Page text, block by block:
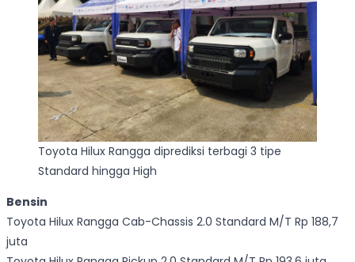
Toyota Hilux Rangga diprediksi terbagi 3 tipe
Standard hingga High
Bensin
Toyota Hilux Rangga Cab-Chassis 2.0 Standard M/T Rp 188,7
juta